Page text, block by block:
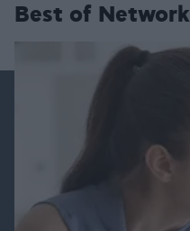
Best of Network